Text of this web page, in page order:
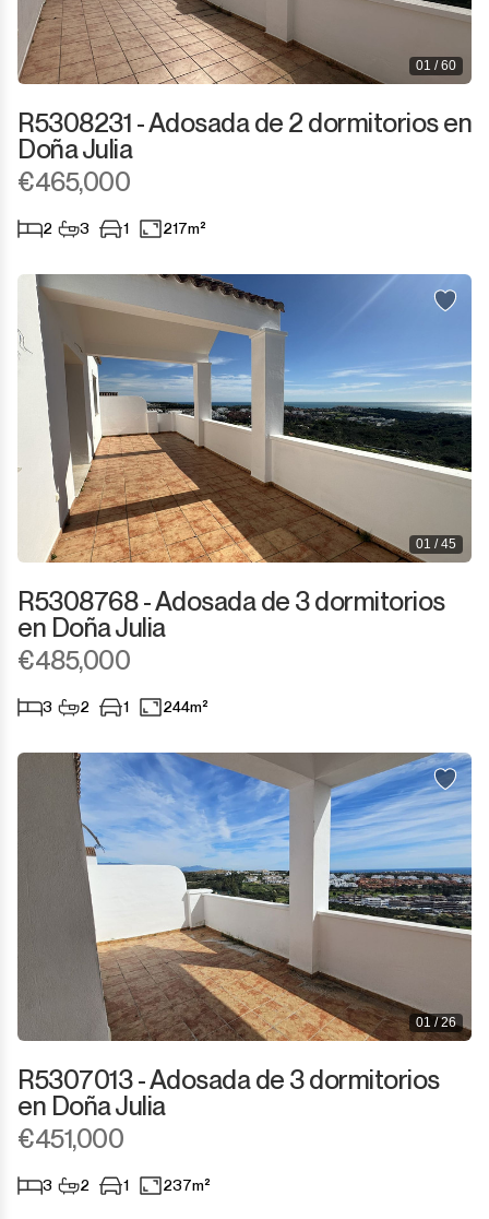
01 / 60
R5308231 - Adosada de 2 dormitorios en
Doña Julia
€465,000
2 3 1 217m²
01 / 45
R5308768 - Adosada de 3 dormitorios
en Doña Julia
€485,000
3 2 1 244m²
01 / 26
R5307013 - Adosada de 3 dormitorios
en Doña Julia
€451,000
3 2 1 237m²